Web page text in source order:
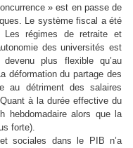
» est en passe de
Le système fiscal a été
Les régimes de retraite et
des universités est
plus flexible qu’au
déformation du partage des
au détriment des salaires
à la durée effective du
hebdomadaire alors que la
forte).
sociales dans le PIB n’a